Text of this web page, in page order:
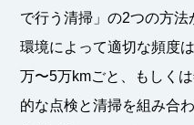
で行う清掃」の2つの方
環境によって適切な頻度
万〜5万kmごと、もしく
的な点検と清掃を組み合